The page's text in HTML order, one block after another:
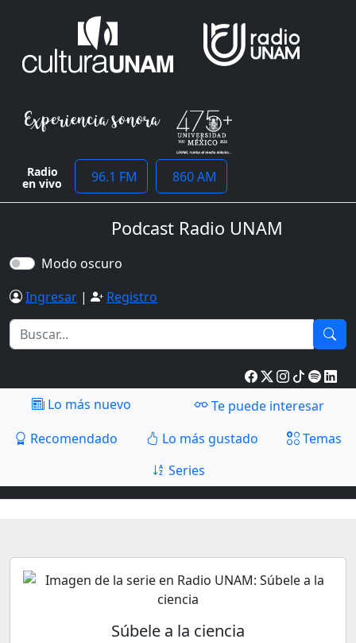
Radio
en vivo 96.1 FM 860 AM
Podcast Radio UNAM
Modo oscuro
Ingresar | Registro
Lo más nuevo
Te puede interesar
Recomendado
Lo más gustado
Temas
Series
Súbele a la ciencia